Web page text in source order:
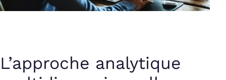
L’approche analytique